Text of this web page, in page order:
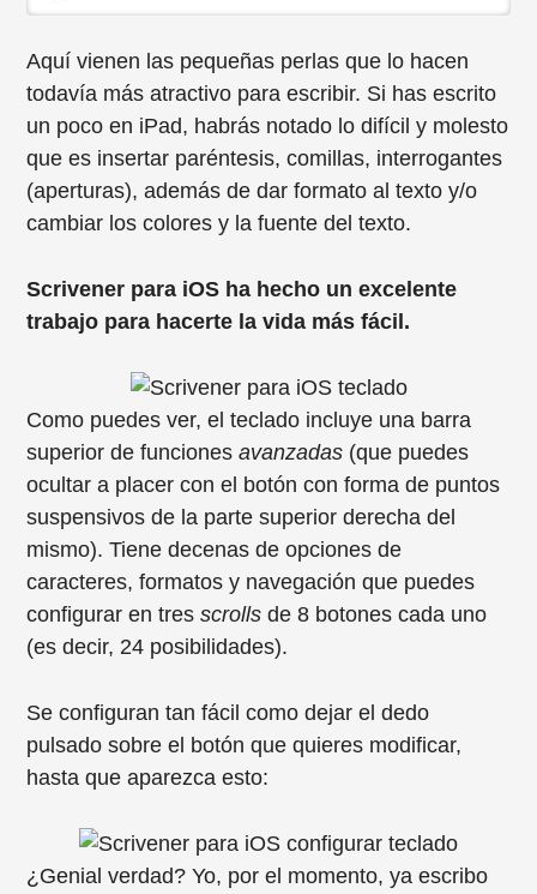
Aquí vienen las pequeñas perlas que lo hacen
todavía más atractivo para escribir. Si has escrito
un poco en iPad, habrás notado lo difícil y molesto
que es insertar paréntesis, comillas, interrogantes
(aperturas), además de dar formato al texto y/o
cambiar los colores y la fuente del texto.
Scrivener para iOS ha hecho un excelente
trabajo para hacerte la vida más fácil.
Como puedes ver, el teclado incluye una barra
superior de funcionesavanzadas (que puedes
ocultar a placer con el botón con forma de puntos
suspensivos de la parte superior derecha del
mismo). Tiene decenas de opciones de
caracteres, formatos y navegación que puedes
configurar en tresscrolls de 8 botones cada uno
(es decir, 24 posibilidades).
Se configuran tan fácil como dejar el dedo
pulsado sobre el botón que quieres modificar,
hasta que aparezca esto:
¿Genial verdad? Yo, por el momento, ya escribo